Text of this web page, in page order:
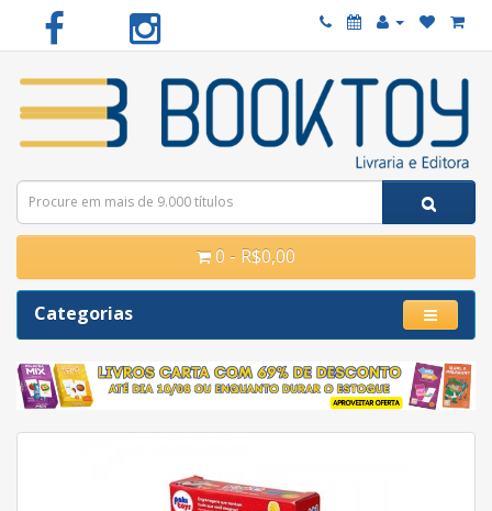
0 - R$0,00
Categorias